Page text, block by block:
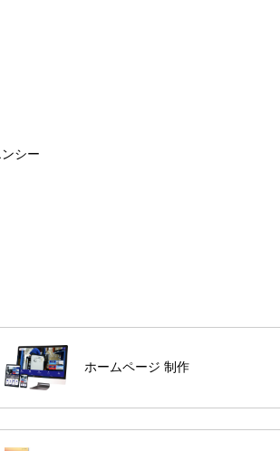
シー
ホームページ 制作